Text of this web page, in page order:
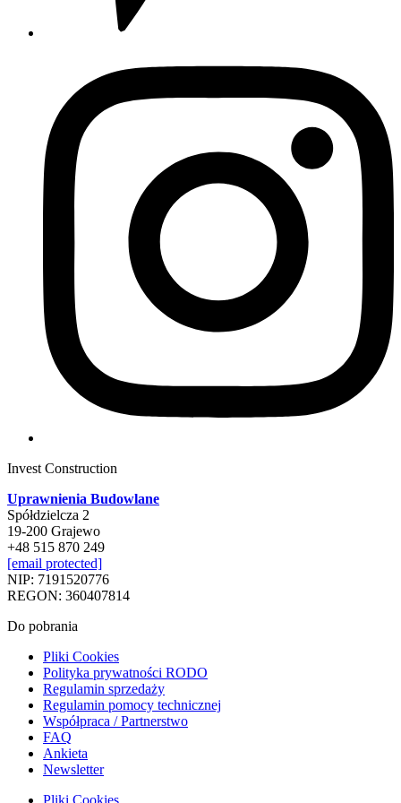
Invest Construction
Uprawnienia Budowlane
Spółdzielcza 2
19-200 Grajewo
+48 515 870 249
[email protected]
NIP: 7191520776
REGON: 360407814
Do pobrania
Pliki Cookies
Polityka prywatności RODO
Regulamin sprzedaży
Regulamin pomocy technicznej
Współpraca / Partnerstwo
FAQ
Ankieta
Newsletter
Pliki Cookies